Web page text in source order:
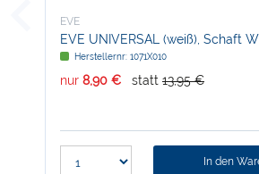
EVE
EVE UNIVERSAL (weiß), Schaft
Nachfüllpackung
Herstellernr: 1071X010
nur 8,90 € statt 13,95 €
In den